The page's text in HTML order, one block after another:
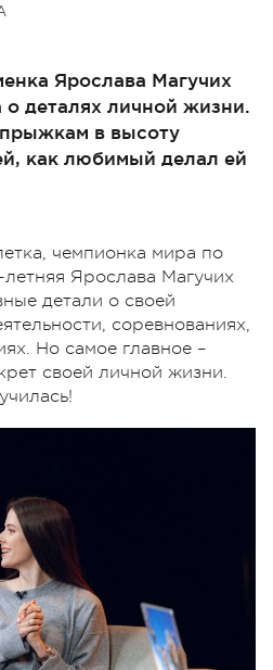
Ярослава Магучих
о деталях личной жизни.
в высоту
как любимый делал ей
чемпионка мира по
Ярослава Магучих
детали о своей
соревнованиях,
Но самое главное –
своей личной жизни.